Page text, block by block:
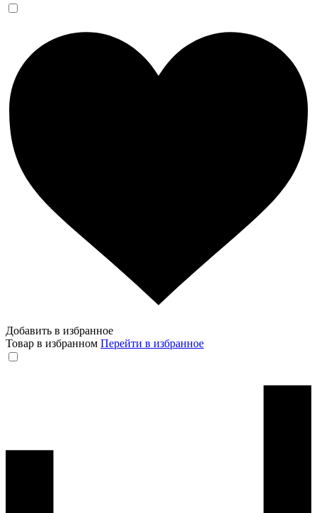
Добавить в избранное
Товар в избранном Перейти в избранное